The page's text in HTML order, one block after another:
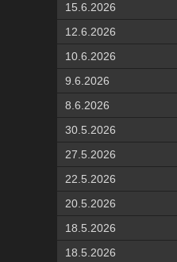
15.6.2026
12.6.2026
10.6.2026
9.6.2026
8.6.2026
30.5.2026
27.5.2026
22.5.2026
20.5.2026
18.5.2026
18.5.2026